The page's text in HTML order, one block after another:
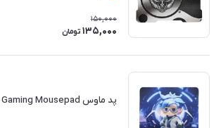
150,000
135,000 تومان
پد ماوس AULA Gaming Mousepad